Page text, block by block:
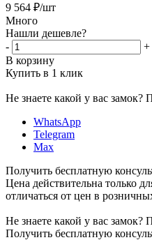
9 564 ₽/шт
Много
Нашли дешевле?
-
+
В корзину
Купить в 1 клик
Не знаете какой у вас замок?
WhatsApp
Telegram
Max
Получить бесплатную
Цена действительна только
отличаться от цен в
Не знаете какой у вас замок?
Получить бесплатную